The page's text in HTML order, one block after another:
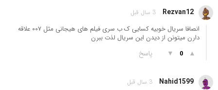
Rezvan12 3 سال قبل
انصافا سریال خوبیه کسایی ک ب سری فیلم های هیجانی مثل ۰۰۷ علاقه
دارن میتونن از دیدن این سریال لذت ببرن
▲
0
▼ پاسخ
Nahid1599 3 سال قبل